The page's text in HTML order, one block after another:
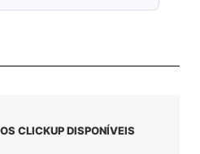
CLICKUP DISPONÍVEIS